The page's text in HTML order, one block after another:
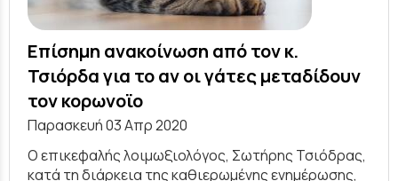
Επίσημη ανακοίνωση από τον κ.
Τσιόρδα για το αν οι γάτες μεταδίδουν
τον κορωνοϊο
Παρασκευή 03 Απρ 2020
Ο επικεφαλής λοιμωξιολόγος, Σωτήρης Τσιόδρας,
κατά τη διάρκεια της καθιερωμένης ενημέρωσης,